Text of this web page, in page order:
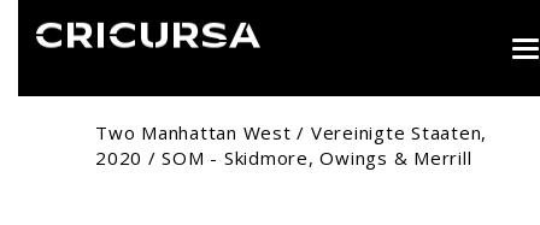
Two Manhattan West / Vereinigte Staaten,
2020 / SOM - Skidmore, Owings & Merrill